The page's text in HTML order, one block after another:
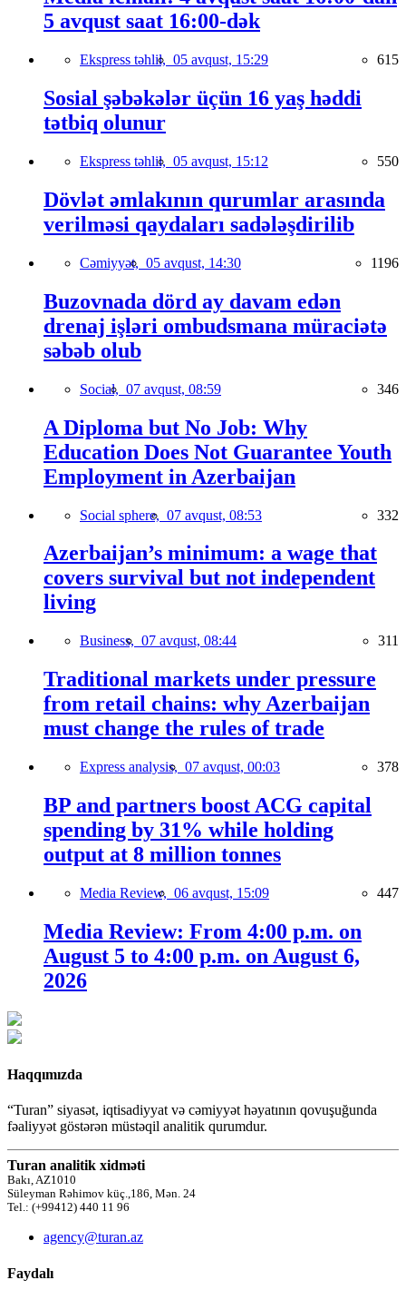
5 avqust saat 16:00-dək
Ekspress təhlil, 05 avqust, 15:29 615
Sosial şəbəkələr üçün 16 yaş həddi
tətbiq olunur
Ekspress təhlil, 05 avqust, 15:12 550
Dövlət əmlakının qurumlar arasında
verilməsi qaydaları sadələşdirilib
Cəmiyyət, 05 avqust, 14:30 1196
Buzovnada dörd ay davam edən
drenaj işləri ombudsmana müraciətə
səbəb olub
Social, 07 avqust, 08:59 346
A Diploma but No Job: Why
Education Does Not Guarantee Youth
Employment in Azerbaijan
Social sphere, 07 avqust, 08:53 332
Azerbaijan’s minimum: a wage that
covers survival but not independent
living
Business, 07 avqust, 08:44 311
Traditional markets under pressure
from retail chains: why Azerbaijan
must change the rules of trade
Express analysis, 07 avqust, 00:03 378
BP and partners boost ACG capital
spending by 31% while holding
output at 8 million tonnes
Media Review, 06 avqust, 15:09 447
Media Review: From 4:00 p.m. on
August 5 to 4:00 p.m. on August 6,
2026
Haqqımızda
“Turan” siyasət, iqtisadiyyat və cəmiyyət həyatının qovuşuğunda
fəaliyyət göstərən müstəqil analitik qurumdur.
Turan analitik xidməti
Bakı, AZ1010
Süleyman Rəhimov küç.,186, Mən. 24
Tel.: (+99412) 440 11 96
agency@turan.az
Faydalı